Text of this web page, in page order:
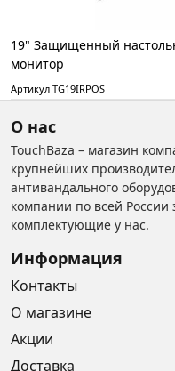
19" Защищенный
монитор
Артикул TG19IRPOS
О нас
TouchBaza – магазин
крупнейших
антивандального
компании по всей России
комплектующие у нас.
Информация
Контакты
О магазине
Акции
Доставка